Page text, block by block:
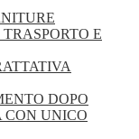
E
DOPO
CON UNICO